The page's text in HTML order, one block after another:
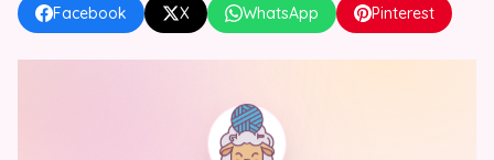
Facebook X WhatsApp Pinterest